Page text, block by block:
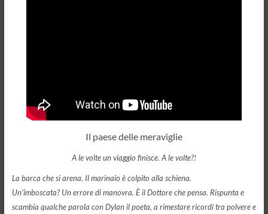
Il paese delle meraviglie
A le volte un viaggio finisce. A le volte?!
La barca che si arena. Il marinaio è colpito alla schiena.
Un’imboscata? Un errore di manovra. È il Dottore che pensa. Rispunta e
scambia qualche parola con Dylan il poeta, a rimestare ricordi tra polvere e